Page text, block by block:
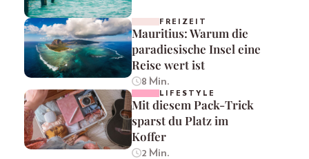
FREIZEIT
Mauritius: Warum die
paradiesische Insel eine
Reise wert ist
8 Min.
LIFESTYLE
Mit diesem Pack-Trick
sparst du Platz im
Koffer
2 Min.